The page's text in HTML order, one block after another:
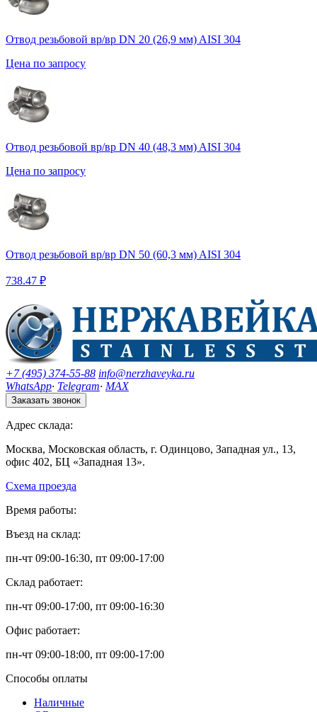
Отвод резьбовой вр/вр DN 20 (26,9 мм) AISI 304
Цена по запросу
Отвод резьбовой вр/вр DN 40 (48,3 мм) AISI 304
Цена по запросу
Отвод резьбовой вр/вр DN 50 (60,3 мм) AISI 304
738.47 ₽
+7 (495) 374-55-88 info@nerzhaveyka.ru
WhatsApp· Telegram· MAX
Заказать звонок
Адрес склада:
Москва, Московская область, г. Одинцово, Западная ул., 13,
офис 402, БЦ «Западная 13».
Схема проезда
Время работы:
Въезд на склад:
пн-чт 09:00-16:30, пт 09:00-17:00
Склад работает:
пн-чт 09:00-17:00, пт 09:00-16:30
Офис работает:
пн-чт 09:00-18:00, пт 09:00-17:00
Способы оплаты
Наличные